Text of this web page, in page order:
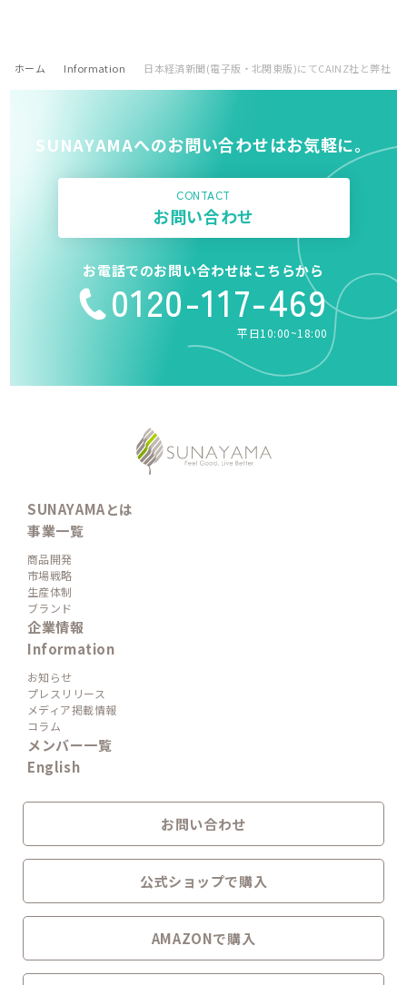
ホーム Information 日本経済新聞(電子版・北関東版)にてCAINZ社と弊社
SUNAYAMAへのお問い合わせはお気軽に。
CONTACT
お問い合わせ
お電話でのお問い合わせはこちらから
0120-117-469
平日10:00~18:00
SUNAYAMAとは
事業一覧
商品開発
市場戦略
生産体制
ブランド
企業情報
Information
お知らせ
プレスリリース
メディア掲載情報
コラム
メンバー一覧
English
お問い合わせ
公式ショップで購入
AMAZONで購入